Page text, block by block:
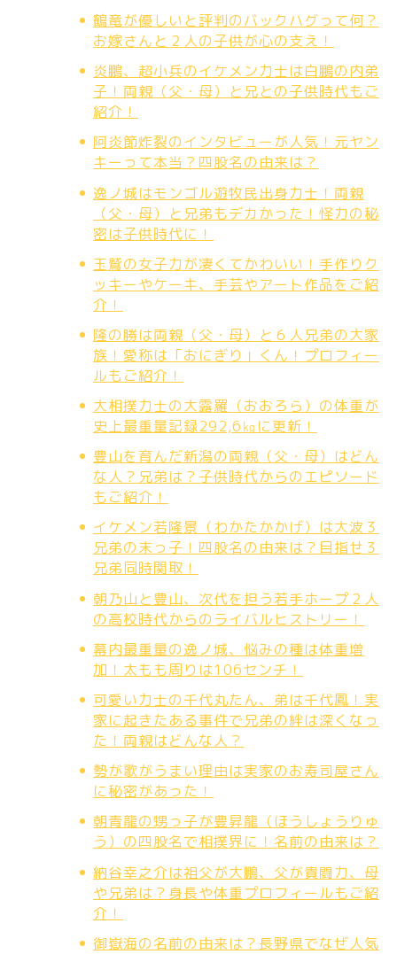
鶴竜が優しいと評判のバックハグって何？
お嫁さんと２人の子供が心の支え！
炎鵬、超小兵のイケメン力士は白鵬の内弟
子！両親（父・母）と兄との子供時代もご
紹介！
阿炎節炸裂のインタビューが人気！元ヤン
キーって本当？四股名の由来は？
逸ノ城はモンゴル遊牧民出身力士！両親
（父・母）と兄弟もデカかった！怪力の秘
密は子供時代に！
玉鷲の女子力が凄くてかわいい！手作りク
ッキーやケーキ、手芸やアート作品をご紹
介！
隆の勝は両親（父・母）と６人兄弟の大家
族！愛称は「おにぎり」くん！プロフィー
ルもご紹介！
大相撲力士の大露羅（おおろら）の体重が
史上最重量記録292,6㎏に更新！
豊山を育んだ新潟の両親（父・母）はどん
な人？兄弟は？子供時代からのエピソード
もご紹介！
イケメン若隆景（わかたかかげ）は大波３
兄弟の末っ子！四股名の由来は？目指せ３
兄弟同時関取！
朝乃山と豊山、次代を担う若手ホープ２人
の高校時代からのライバルヒストリー！
幕内最重量の逸ノ城、悩みの種は体重増
加！太もも周りは106センチ！
可愛い力士の千代丸たん、弟は千代鳳！実
家に起きたある事件で兄弟の絆は深くなっ
た！両親はどんな人？
勢が歌がうまい理由は実家のお寿司屋さん
に秘密があった！
朝青龍の甥っ子が豊昇龍（ほうしょうりゅ
う）の四股名で相撲界に！名前の由来は？
納谷幸之介は祖父が大鵬、父が貴闘力、母
や兄弟は？身長や体重プロフィールもご紹
介！
御嶽海の名前の由来は？長野県でなぜ人気